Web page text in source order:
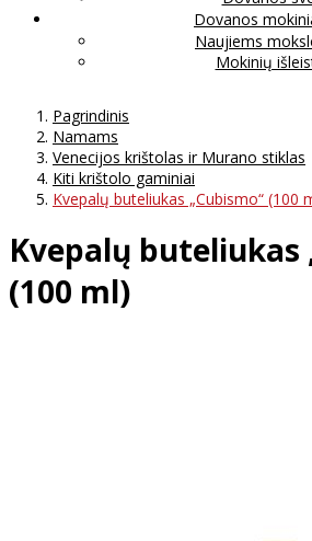
Dovanos
Naujiems
Mokinių
Pagrindinis
Namams
Venecijos krištolas ir Murano stiklas
Kiti krištolo gaminiai
Kvepalų buteliukas „Cubismo“ (100
Kvepalų buteliukas
(100 ml)